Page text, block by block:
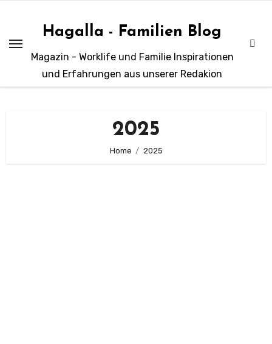
springen
Hagalla - Familien Blog
Magazin - Worklife und Familie Inspirationen
und Erfahrungen aus unserer Redakion
2025
Home 2025